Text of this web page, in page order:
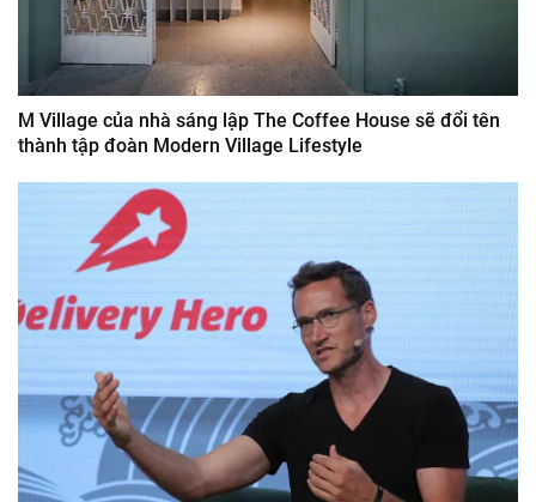
M Village của nhà sáng lập The Coffee House sẽ đổi tên
thành tập đoàn Modern Village Lifestyle